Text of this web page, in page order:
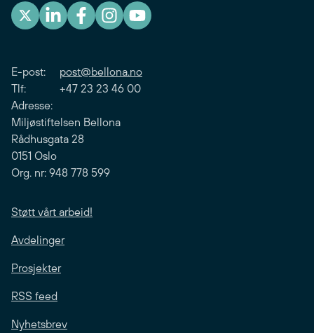
E-post: post@bellona.no
Tlf: +47 23 23 46 00
Adresse:
Miljøstiftelsen Bellona
Rådhusgata 28
0151 Oslo
Org. nr: 948 778 599
Støtt vårt arbeid!
Avdelinger
Prosjekter
RSS feed
Nyhetsbrev